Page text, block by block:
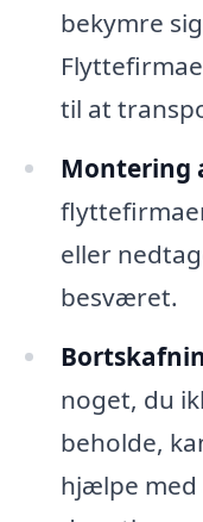
bekymre
til at
Montering
eller
besværet.
noget, du
beholde,
hjælpe med